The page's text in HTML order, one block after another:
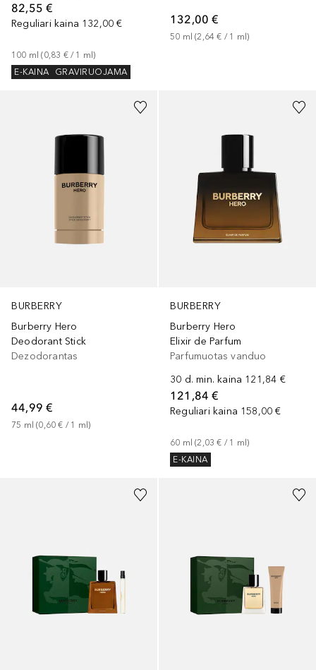
82,55 €
Reguliari kaina 132,00 €
100 ml (0,83 € / 1 ml)
E-KAINA
GRAVIRUOJAMA
132,00 €
50 ml (2,64 € / 1 ml)
BURBERRY
Burberry Hero
Deodorant Stick
Dezodorantas
44,99 €
75 ml (0,60 € / 1 ml)
BURBERRY
Burberry Hero
Elixir de Parfum
Parfumuotas vanduo
30 d. min. kaina 121,84 €
121,84 €
Reguliari kaina 158,00 €
60 ml (2,03 € / 1 ml)
E-KAINA